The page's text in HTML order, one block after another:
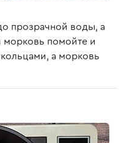
прозрачной воды, а
морковь помойте и
а морковь